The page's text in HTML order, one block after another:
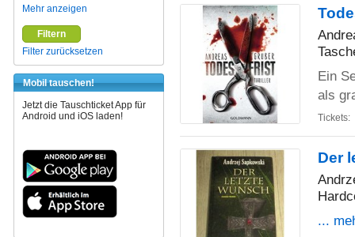
Mehr anzeigen
Filtern
Filter zurücksetzen
Mobil tauschen!
Jetzt die Tauschticket App für
Android und iOS laden!
Ein
als
Tickets:
Der
...